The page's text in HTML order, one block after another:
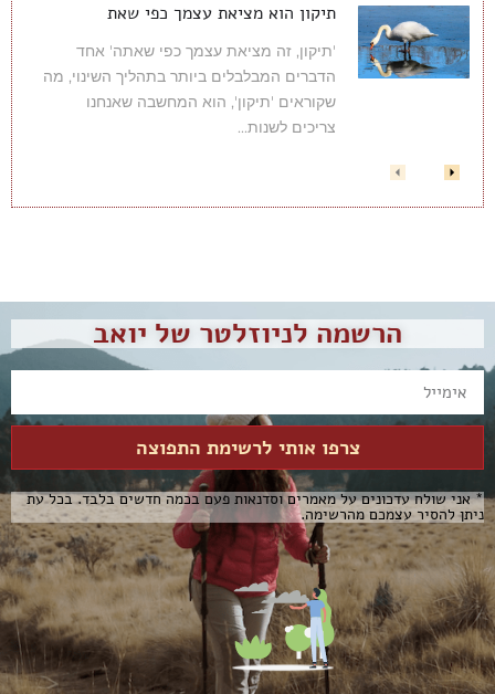
תיקון הוא מציאת עצמך כפי שאת
'תיקון, זה מציאת עצמך כפי שאתה' אחד
הדברים המבלבלים ביותר בתהליך השינוי, מה
שקוראים 'תיקון', הוא המחשבה שאנחנו
צריכים לשנות...
הרשמה לניוזלטר של יואב
צרפו אותי לרשימת התפוצה
* אני שולח עדכונים על מאמרים וסדנאות פעם בכמה חדשים בלבד. בכל עת
ניתן להסיר עצמכם מהרשימה.